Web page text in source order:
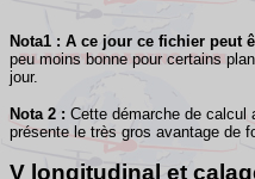
Nota1 : A ce jour ce fichier peut
peu moins bonne pour certains
jour.
Nota 2 : Cette démarche de calcul
présente le très gros avantage de
V longitudinal et